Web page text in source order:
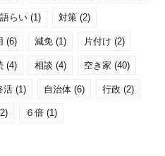
らい(1) 対策(2)
(6) 減免 (1) 片付け (2)
(4) 相談 (4) 空き家 (40)
活(1) 自治体 (6) 行政 (2)
６倍 (1)